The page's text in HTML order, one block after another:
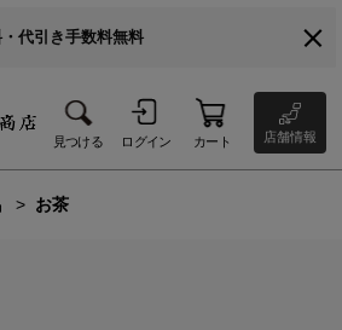
代引き手数料無料
見つける ログイン カート 店舗情報
お茶